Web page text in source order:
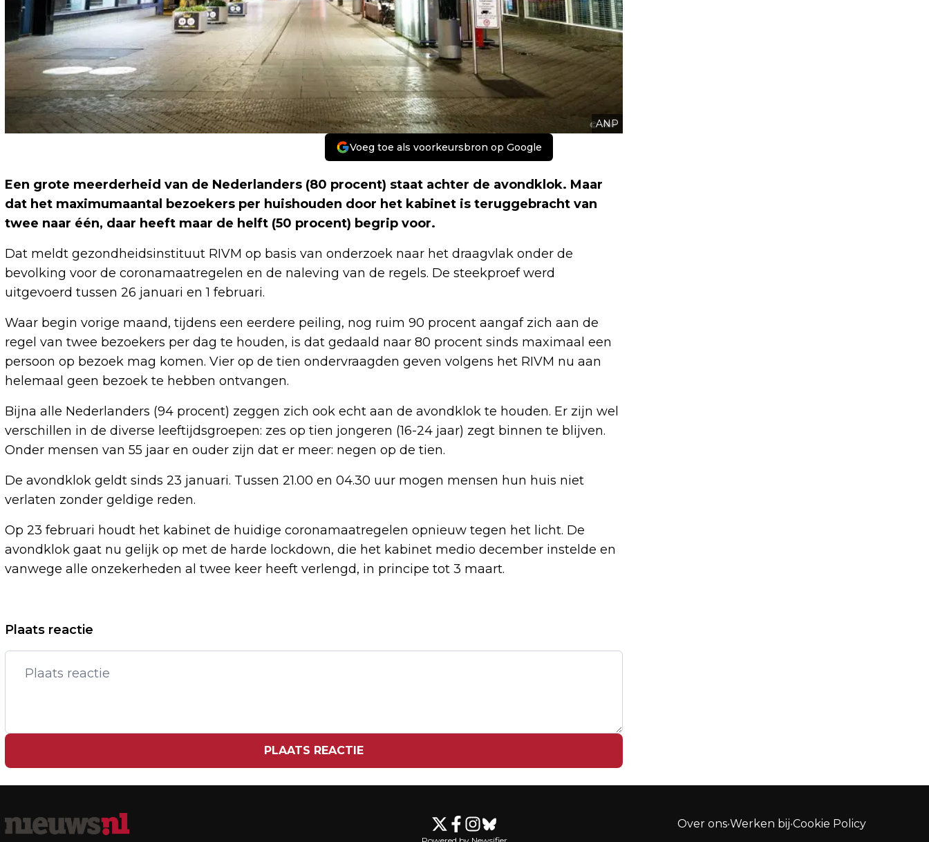
ANP
Voeg toe als voorkeursbron op Google
Een grote meerderheid van de Nederlanders (80 procent) staat achter de avondklok. Maar
dat het maximumaantal bezoekers per huishouden door het kabinet is teruggebracht van
twee naar één, daar heeft maar de helft (50 procent) begrip voor.
Dat meldt gezondheidsinstituut RIVM op basis van onderzoek naar het draagvlak onder de
bevolking voor de coronamaatregelen en de naleving van de regels. De steekproef werd
uitgevoerd tussen 26 januari en 1 februari.
Waar begin vorige maand, tijdens een eerdere peiling, nog ruim 90 procent aangaf zich aan de
regel van twee bezoekers per dag te houden, is dat gedaald naar 80 procent sinds maximaal een
persoon op bezoek mag komen. Vier op de tien ondervraagden geven volgens het RIVM nu aan
helemaal geen bezoek te hebben ontvangen.
Bijna alle Nederlanders (94 procent) zeggen zich ook echt aan de avondklok te houden. Er zijn wel
verschillen in de diverse leeftijdsgroepen: zes op tien jongeren (16-24 jaar) zegt binnen te blijven.
Onder mensen van 55 jaar en ouder zijn dat er meer: negen op de tien.
De avondklok geldt sinds 23 januari. Tussen 21.00 en 04.30 uur mogen mensen hun huis niet
verlaten zonder geldige reden.
Op 23 februari houdt het kabinet de huidige coronamaatregelen opnieuw tegen het licht. De
avondklok gaat nu gelijk op met de harde lockdown, die het kabinet medio december instelde en
vanwege alle onzekerheden al twee keer heeft verlengd, in principe tot 3 maart.
Vorig artikel
MAALTIJDBEZORGING IN NEDERLAND
KOMT WEER OP GANG
'WEER AMERIKAANSE INTERESSE IN
Plaats reactie
PLAATS REACTIE
Over ons•Werken bij•Cookie Policy